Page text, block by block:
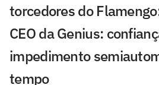
torcedores do
CEO da Genius:
impedimento
tempo